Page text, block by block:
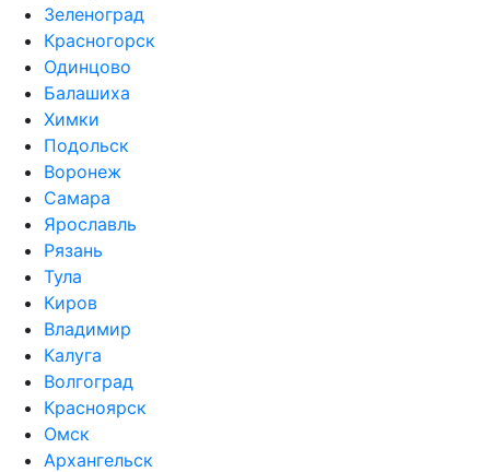
Зеленоград
Красногорск
Одинцово
Балашиха
Химки
Подольск
Воронеж
Самара
Ярославль
Рязань
Тула
Киров
Владимир
Калуга
Волгоград
Красноярск
Омск
Архангельск